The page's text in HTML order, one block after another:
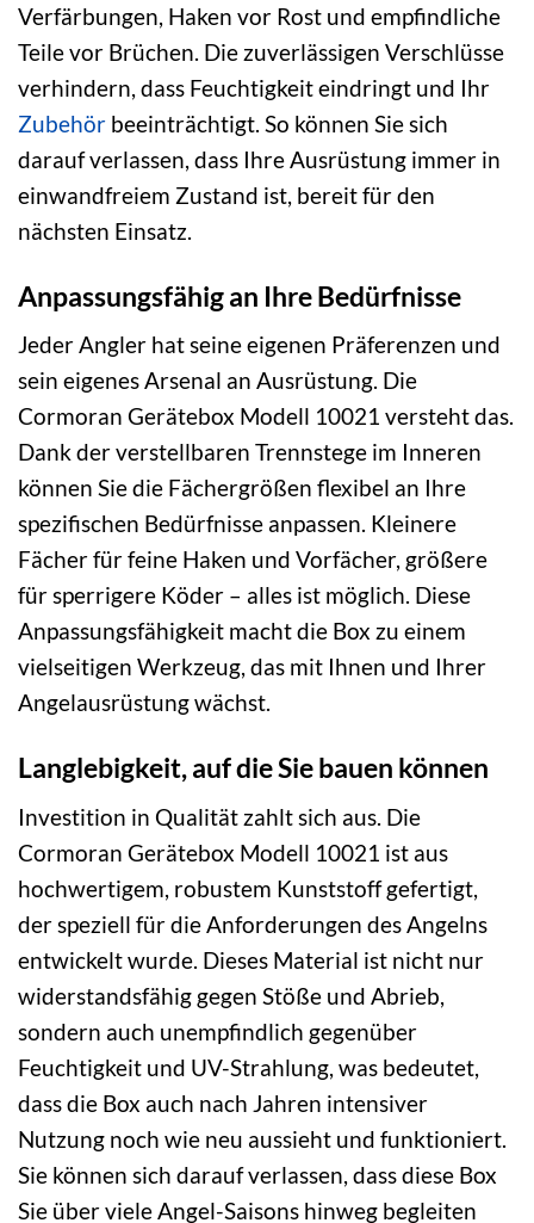
Verfärbungen, Haken vor Rost und empfindliche
Teile vor Brüchen. Die zuverlässigen Verschlüsse
verhindern, dass Feuchtigkeit eindringt und Ihr
Zubehör beeinträchtigt. So können Sie sich
darauf verlassen, dass Ihre Ausrüstung immer in
einwandfreiem Zustand ist, bereit für den
nächsten Einsatz.
Anpassungsfähig an Ihre Bedürfnisse
Jeder Angler hat seine eigenen Präferenzen und
sein eigenes Arsenal an Ausrüstung. Die
Cormoran Gerätebox Modell 10021 versteht das.
Dank der verstellbaren Trennstege im Inneren
können Sie die Fächergrößen flexibel an Ihre
spezifischen Bedürfnisse anpassen. Kleinere
Fächer für feine Haken und Vorfächer, größere
für sperrigere Köder – alles ist möglich. Diese
Anpassungsfähigkeit macht die Box zu einem
vielseitigen Werkzeug, das mit Ihnen und Ihrer
Angelausrüstung wächst.
Langlebigkeit, auf die Sie bauen können
Investition in Qualität zahlt sich aus. Die
Cormoran Gerätebox Modell 10021 ist aus
hochwertigem, robustem Kunststoff gefertigt,
der speziell für die Anforderungen des Angelns
entwickelt wurde. Dieses Material ist nicht nur
widerstandsfähig gegen Stöße und Abrieb,
sondern auch unempfindlich gegenüber
Feuchtigkeit und UV-Strahlung, was bedeutet,
dass die Box auch nach Jahren intensiver
Nutzung noch wie neu aussieht und funktioniert.
Sie können sich darauf verlassen, dass diese Box
Sie über viele Angel-Saisons hinweg begleiten